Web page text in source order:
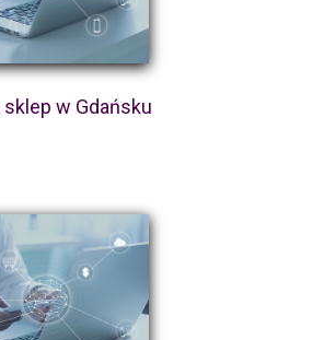
sklep w Gdańsku